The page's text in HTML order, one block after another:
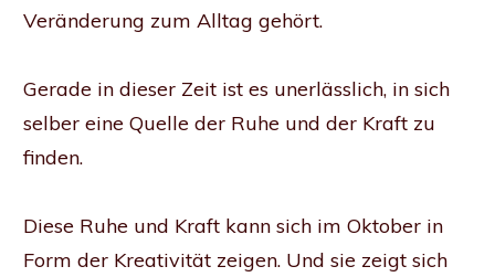
Veränderung zum Alltag gehört.
Gerade in dieser Zeit ist es unerlässlich, in sich
selber eine Quelle der Ruhe und der Kraft zu
finden.
Diese Ruhe und Kraft kann sich im Oktober in
Form der Kreativität zeigen. Und sie zeigt sich